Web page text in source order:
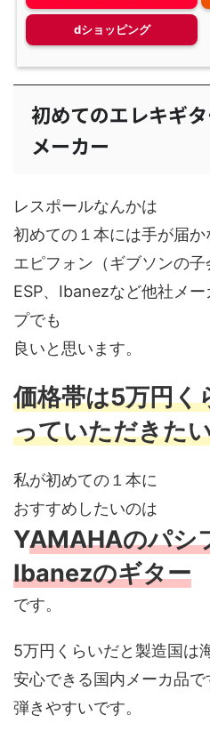
dショッピング
初めてのエレキギ
メーカー
レスポールなんかは
初めての１本には手が届
エピフォン（ギブソンの子
ESP、Ibanezなど他社メ
プでも
良いと思います。
価格帯は5万円く
っていただきた
私が初めての１本に
おすすめしたいのは
YAMAHAのパシ
Ibanezのギター
です。
5万円くらいだと製造国は
安心できる国内メーカ品で
弾きやすいです。